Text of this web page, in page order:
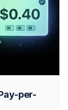
per-